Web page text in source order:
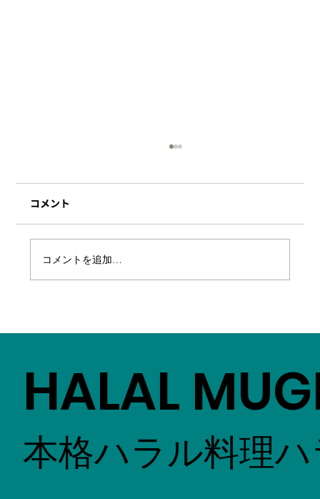
しました。
コメント
コメントを追加…
HALAL
本格ハラル料理